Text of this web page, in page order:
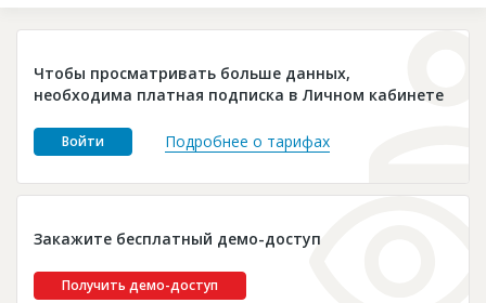
Глоссарий
Платные услуги
Пресс-релизы
Чтобы просматривать больше данных,
необходима платная подписка в Личном кабинете
Войти Подробнее о тарифах
Закажите бесплатный демо-доступ
Получить демо-доступ